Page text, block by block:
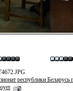
республики